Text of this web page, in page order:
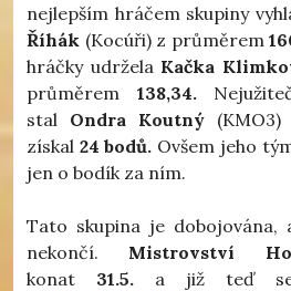
nejlepším hráčem skupiny
Říhák (Kocúři) z průměrem
hráčky udržela Kačka
průměrem 138,34.
stal Ondra Koutný
získal 24 bodů. Ovšem jeho
jen o bodík za ním.
Tato skupina je dobojována,
nekončí. Mistrovství
konat 31.5. a již teď se